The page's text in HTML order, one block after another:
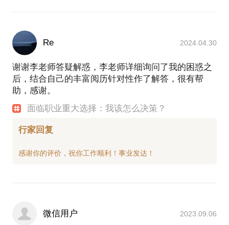
Re 2024.04.30
谢谢李老师答疑解惑，李老师详细询问了我的困惑之
后，结合自己的丰富阅历针对性作了解答，很有帮
助，感谢。
面临职业重大选择：我该怎么决策？
行家回复
微信用户 2023.09.06